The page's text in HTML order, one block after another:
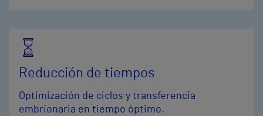
Reducción de tiempos
Optimización de ciclos y transferencia
embrionaria en tiempo óptimo.